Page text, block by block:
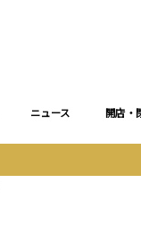
ニュース 開店・